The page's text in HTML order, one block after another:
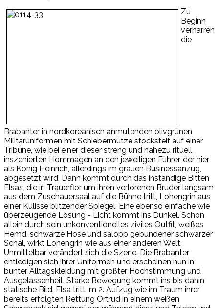
Zu
Beginn
verharren
die
Brabanter in nordkoreanisch anmutenden olivgrünen
Militäruniformen mit Schiebermütze stocksteif auf einer
Tribüne, wie bei einer dieser streng und nahezu rituell
inszenierten Hommagen an den jeweiligen Führer, der hier
als König Heinrich, allerdings im grauen Businessanzug,
abgesetzt wird. Dann kommt durch das inständige Bitten
Elsas, die in Trauerflor um ihren verlorenen Bruder langsam
aus dem Zuschauersaal auf die Bühne tritt, Lohengrin aus
einer Kulisse blitzender Spiegel. Eine ebenso einfache wie
überzeugende Lösung - Licht kommt ins Dunkel. Schon
allein durch sein unkonventionelles ziviles Outfit, weißes
Hemd, schwarze Hose und salopp gebundener schwarzer
Schal, wirkt Lohengrin wie aus einer anderen Welt.
Unmittelbar verändert sich die Szene. Die Brabanter
entledigen sich ihrer Uniformen und erscheinen nun in
bunter Alltagskleidung mit größter Hochstimmung und
Ausgelassenheit. Starke Bewegung kommt ins bis dahin
statische Bild. Elsa tritt im 2. Aufzug wie im Traum ihrer
bereits erfolgten Rettung Ortrud in einem weißen